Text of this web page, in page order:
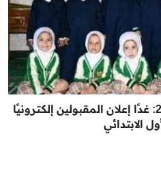
إليك نتيجة تنسيق الأزهر 2026: غدًا إعلان المقبولين إلكترونيًا
الابتدائي